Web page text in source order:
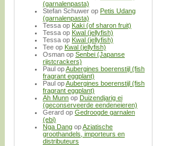
(garnalenpasta)
Stefan Schuwer op Petis Udang
(garnalenpasta)
Tessa op Kaki (of sharon fruit)
Tessa op Kwal (jellyfish)
Tessa op Kwal (jellyfish)
Tee op Kwal (jellyfish)
Osman op Senbei (Japanse
rijstcrackers)
Paul opAubergines boerenstijl (fish
fragrant eggplant)
Paul opAubergines boerenstijl (fish
fragrant eggplant)
Ah Munn op Duizendjarig ei
(geconserveerde eendeneieren)
Gerard op Gedroogde garnalen
(ebi)
Nga Dang opAziatische
groothandels, importeurs en
distributeurs